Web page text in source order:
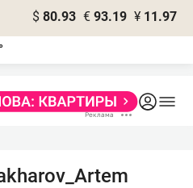
$ 80.93 € 93.19 ¥ 11.97